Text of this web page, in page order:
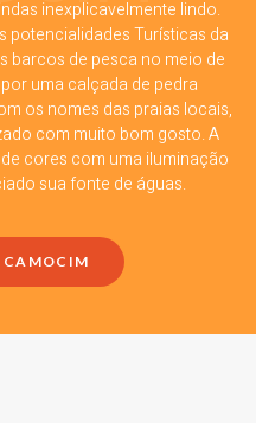
inexplicavelmente lindo.
potencialidades Turísticas da
barcos de pesca no meio de
uma calçada de pedra
os nomes das praias locais,
com muito bom gosto. A
cores com uma iluminação
sua fonte de águas.
CAMOCIM